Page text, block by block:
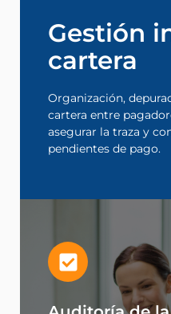
Gestión
cartera
Organización,
cartera entre
asegurar la traza y
pendientes de pago.
Gestión
cartera
Organización,
cartera entre
asegurar la traza y
pendientes de pago.
posibiliten el
Leer más